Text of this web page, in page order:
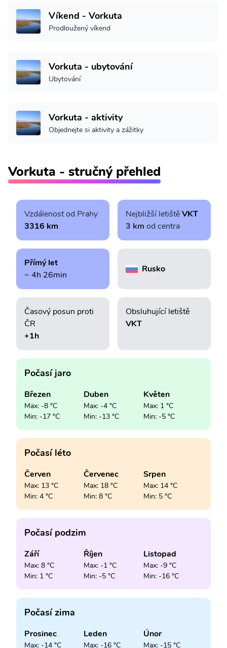
Víkend - Vorkuta
Prodloužený víkend
Vorkuta - ubytování
Ubytování
Vorkuta - aktivity
Objednejte si aktivity a zážitky
Vorkuta - stručný přehled
Vzdálenost od Prahy
3316 km
Nejbližší letištěVKT
3 km od centra
Přímý let
~ 4h 26min
Rusko
Časový posun proti
ČR
+1h
Obsluhující letiště
VKT
Počasí jaro
Březen
Max: -8 °C
Min: -17 °C
Duben
Max: -4 °C
Min: -13 °C
Květen
Max: 1 °C
Min: -5 °C
Počasí léto
Červen
Max: 13 °C
Min: 4 °C
Červenec
Max: 18 °C
Min: 8 °C
Srpen
Max: 14 °C
Min: 5 °C
Počasí podzim
Září
Max: 8 °C
Min: 1 °C
Říjen
Max: -1 °C
Min: -5 °C
Listopad
Max: -9 °C
Min: -16 °C
Počasí zima
Prosinec
Max: -14 °C
Leden
Max: -16 °C
Únor
Max: -15 °C